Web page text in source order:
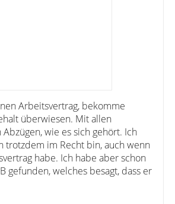
Arbeitsvertrag, bekomme
überwiesen. Mit allen
wie es sich gehört. Ich
trotzdem im Recht bin, auch wenn
habe. Ich habe aber schon
gefunden, welches besagt, dass er